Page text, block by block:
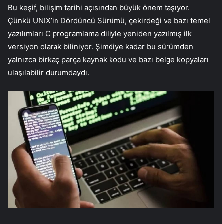
Bu keşif, bilişim tarihi açısından büyük önem taşıyor.
Çünkü UNIX’in Dördüncü Sürümü, çekirdeği ve bazı temel
yazılımları C programlama diliyle yeniden yazılmış ilk
versiyon olarak biliniyor. Şimdiye kadar bu sürümden
yalnızca birkaç parça kaynak kodu ve bazı belge kopyaları
ulaşılabilir durumdaydı.